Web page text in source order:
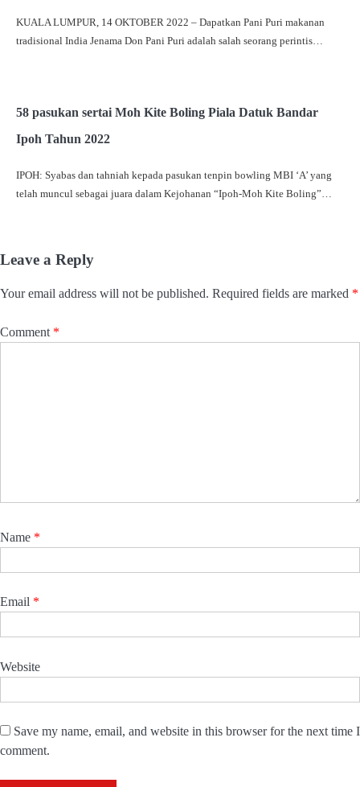
KUALA LUMPUR, 14 OKTOBER 2022 – Dapatkan Pani Puri makanan
tradisional India Jenama Don Pani Puri adalah salah seorang perintis…
58 pasukan sertai Moh Kite Boling Piala Datuk Bandar
Ipoh Tahun 2022
IPOH: Syabas dan tahniah kepada pasukan tenpin bowling MBI ‘A’ yang
telah muncul sebagai juara dalam Kejohanan “Ipoh-Moh Kite Boling”…
Leave a Reply
Your email address will not be published. Required fields are marked *
Comment *
Name *
Email *
Website
Save my name, email, and website in this browser for the next time I
comment.